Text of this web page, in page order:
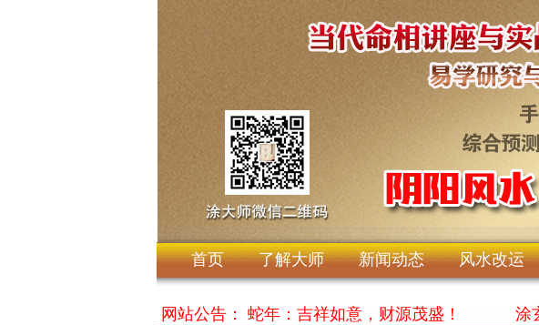
首页 了解大师 新闻动态 风水改运
网站公告：
服务。敬祝东莞人民2025年乙巳蛇年：吉祥如意，财源茂盛！ 涂